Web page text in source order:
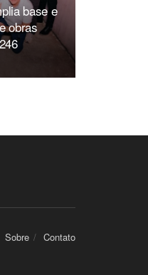
base e
obras
Sobre Contato